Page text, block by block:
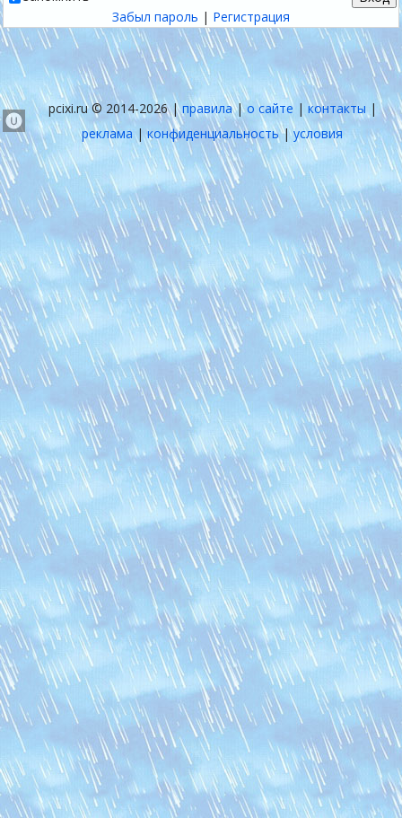
Забыл пароль | Регистрация
pcixi.ru © 2014-2026 |правила|о сайте| контакты |
реклама |конфиденциальность|условия